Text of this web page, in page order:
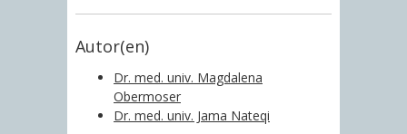
Autor(en)
Dr. med. univ. Magdalena
Obermoser
Dr. med. univ. Jama Nateqi